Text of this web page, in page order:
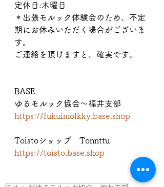
定休日:木曜日
＊出張モルック体験会のため、不定
期にお休みいただく場合がございま
す。
ご連絡を頂けますと、確実です。
BASE
ゆるモルック協会〜福井支部
https://fukuimolkky.base.shop
Toistoショップ　Tonnttu
https://toisto.base.shop